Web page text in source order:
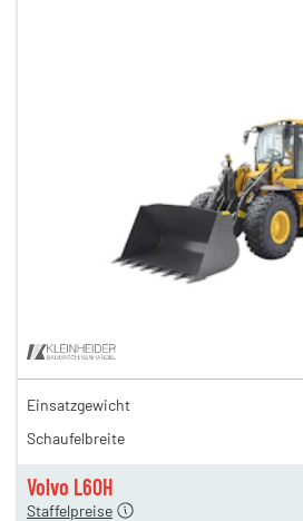
Volvo L60H
250,00 €
170,00 €
Staffelpreise
Einsatzgewicht
Schaufelbreite